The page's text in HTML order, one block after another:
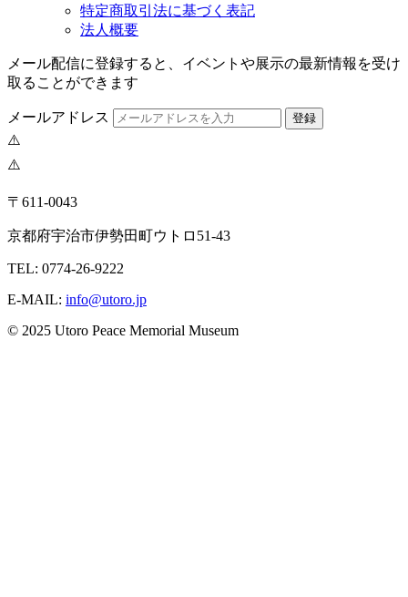
特定商取引法に基づく表記
法人概要
メール配信に登録すると、イベントや展示の最新情報を受け
取ることができます
メールアドレス 登録
〒611-0043
京都府宇治市伊勢田町ウトロ51-43
TEL: 0774-26-9222
E-MAIL: info@utoro.jp
© 2025 Utoro Peace Memorial Museum